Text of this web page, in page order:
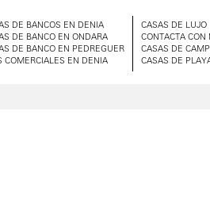
DE BANCOS EN DENIA
DE BANCO EN ONDARA
DE BANCO EN PEDREGUER
COMERCIALES EN DENIA
CASAS DE LUJO
CONTACTA CON
CASAS DE
CASAS DE